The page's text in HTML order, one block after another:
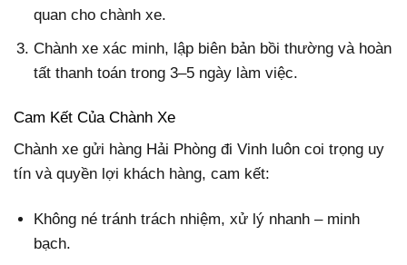
quan cho chành xe.
Chành xe xác minh, lập biên bản bồi thường và hoàn
tất thanh toán trong 3–5 ngày làm việc.
Cam Kết Của Chành Xe
Chành xe gửi hàng Hải Phòng đi Vinh luôn coi trọng uy
tín và quyền lợi khách hàng, cam kết:
Không né tránh trách nhiệm, xử lý nhanh – minh
bạch.